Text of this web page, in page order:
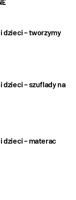
dzieci – tworzymy
dzieci – szuflady na
dzieci – materac